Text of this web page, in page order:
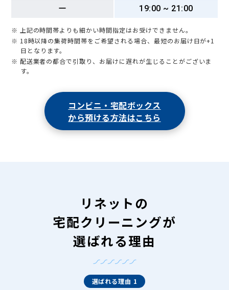
ー
19:00 ~ 21:00
※ 上記の時間帯よりも細かい時間指定はお受けできません。
※ 18時以降の集荷時間帯をご希望される場合、最短のお届け日が+1
日となります。
※ 配送業者の都合で引取り、お届けに遅れが生じることがございま
す。
コンビニ・宅配ボックス
から預ける方法はこちら
リネットの
宅配クリーニングが
選ばれる理由
選ばれる理由 1